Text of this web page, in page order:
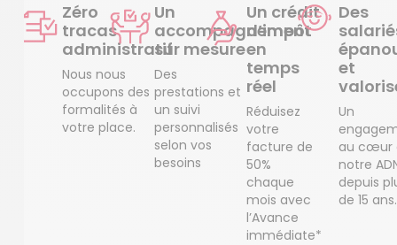
Zéro
tracas
administratif
Nous nous
occupons des
formalités à
votre place.
Un
accompagnement
sur mesure
Des
prestations et
un suivi
personnalisés
selon vos
besoins
Un crédit
d’impôt
en
temps
réel
Réduisez
votre
facture de
50%
chaque
mois avec
l’Avance
immédiate*
Des
et
Un
au cœur
notre
depuis
de 15 ans.